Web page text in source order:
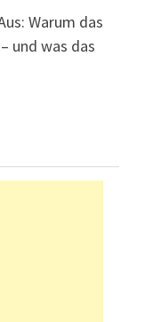
Warum das
und was das